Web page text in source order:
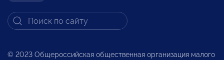
© 2023 Общероссийская общественная организация малого